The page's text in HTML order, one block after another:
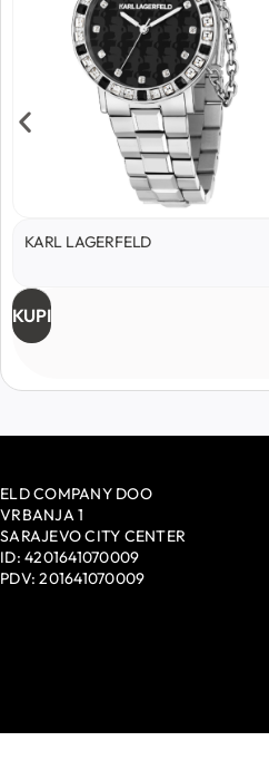
KARL LAGERFELD
KUPI
ELD COMPANY DOO
VRBANJA 1
SARAJEVO CITY CENTER
ID: 4201641070009
PDV: 201641070009